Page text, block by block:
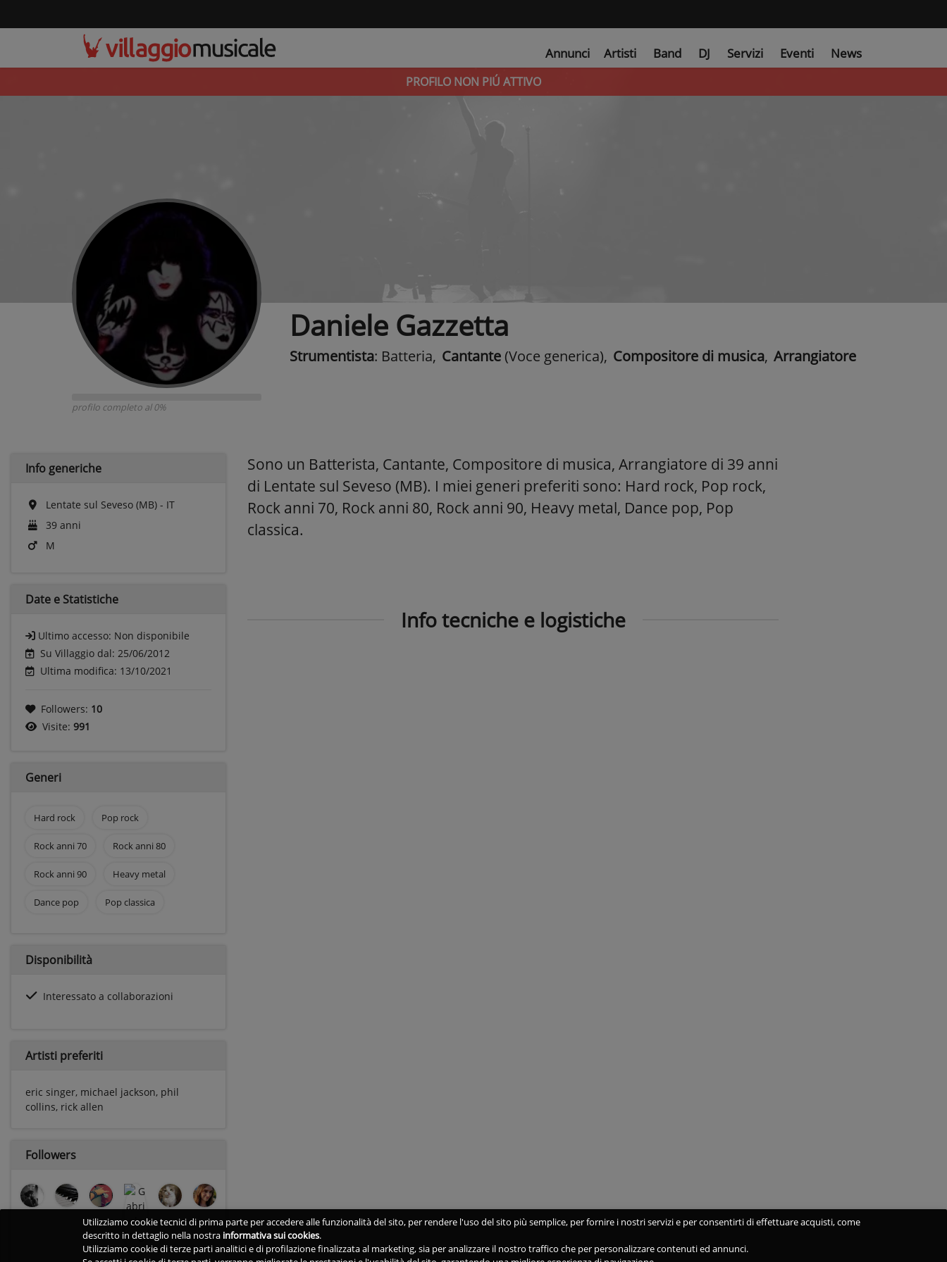
Annunci Artisti Band DJ Servizi Eventi News
PROFILO NON PIÚ ATTIVO
profilo completo al 0%
Daniele Gazzetta
Strumentista: Batteria, Cantante (Voce generica), Compositore di musica, Arrangiatore
Info generiche
Lentate sul Seveso (MB) - IT
39 anni
M
Date e Statistiche
Ultimo accesso: Non disponibile
Su Villaggio dal: 25/06/2012
Ultima modifica: 13/10/2021
Followers: 10
Visite: 991
Generi
Hard rock Pop rock
Rock anni 70 Rock anni 80
Rock anni 90 Heavy metal
Dance pop Pop classica
Disponibilità
Interessato a collaborazioni
Artisti preferiti
eric singer, michael jackson, phil
collins, rick allen
Followers
Sono un Batterista, Cantante, Compositore di musica, Arrangiatore di 39 anni
di Lentate sul Seveso (MB). I miei generi preferiti sono: Hard rock, Pop rock,
Rock anni 70, Rock anni 80, Rock anni 90, Heavy metal, Dance pop, Pop
classica.
Info tecniche e logistiche
Utilizziamo cookie tecnici di prima parte per accedere alle funzionalità del sito, per rendere l'uso del sito più semplice, per fornire i nostri servizi e per consentirti di effettuare acquisti, come
descritto in dettaglio nella nostra informativa sui cookies.
Utilizziamo cookie di terze parti analitici e di profilazione finalizzata al marketing, sia per analizzare il nostro traffico che per personalizzare contenuti ed annunci.